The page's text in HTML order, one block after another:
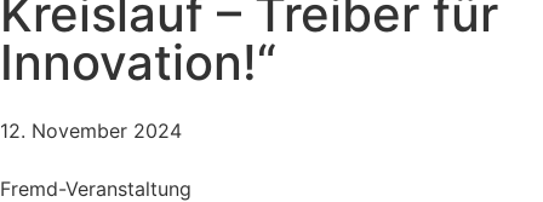
Kreislauf – Treiber für
Innovation!“
12. November 2024
Fremd-Veranstaltung